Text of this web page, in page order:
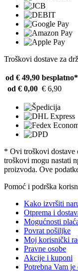
Troškovi dostave za
od € 49,90 besplatno*
od € 0,00 € 6,90
* Ovi troškovi dostave
troškovi mogu nastati
proizvoda. Ove
Pomoć i podrška
Kako izvršiti
Otprema i
Mogućnosti
Povrat pošiljke
Moj korisnički
Pravne osobe
Akcije i kuponi
Potrebna Vam